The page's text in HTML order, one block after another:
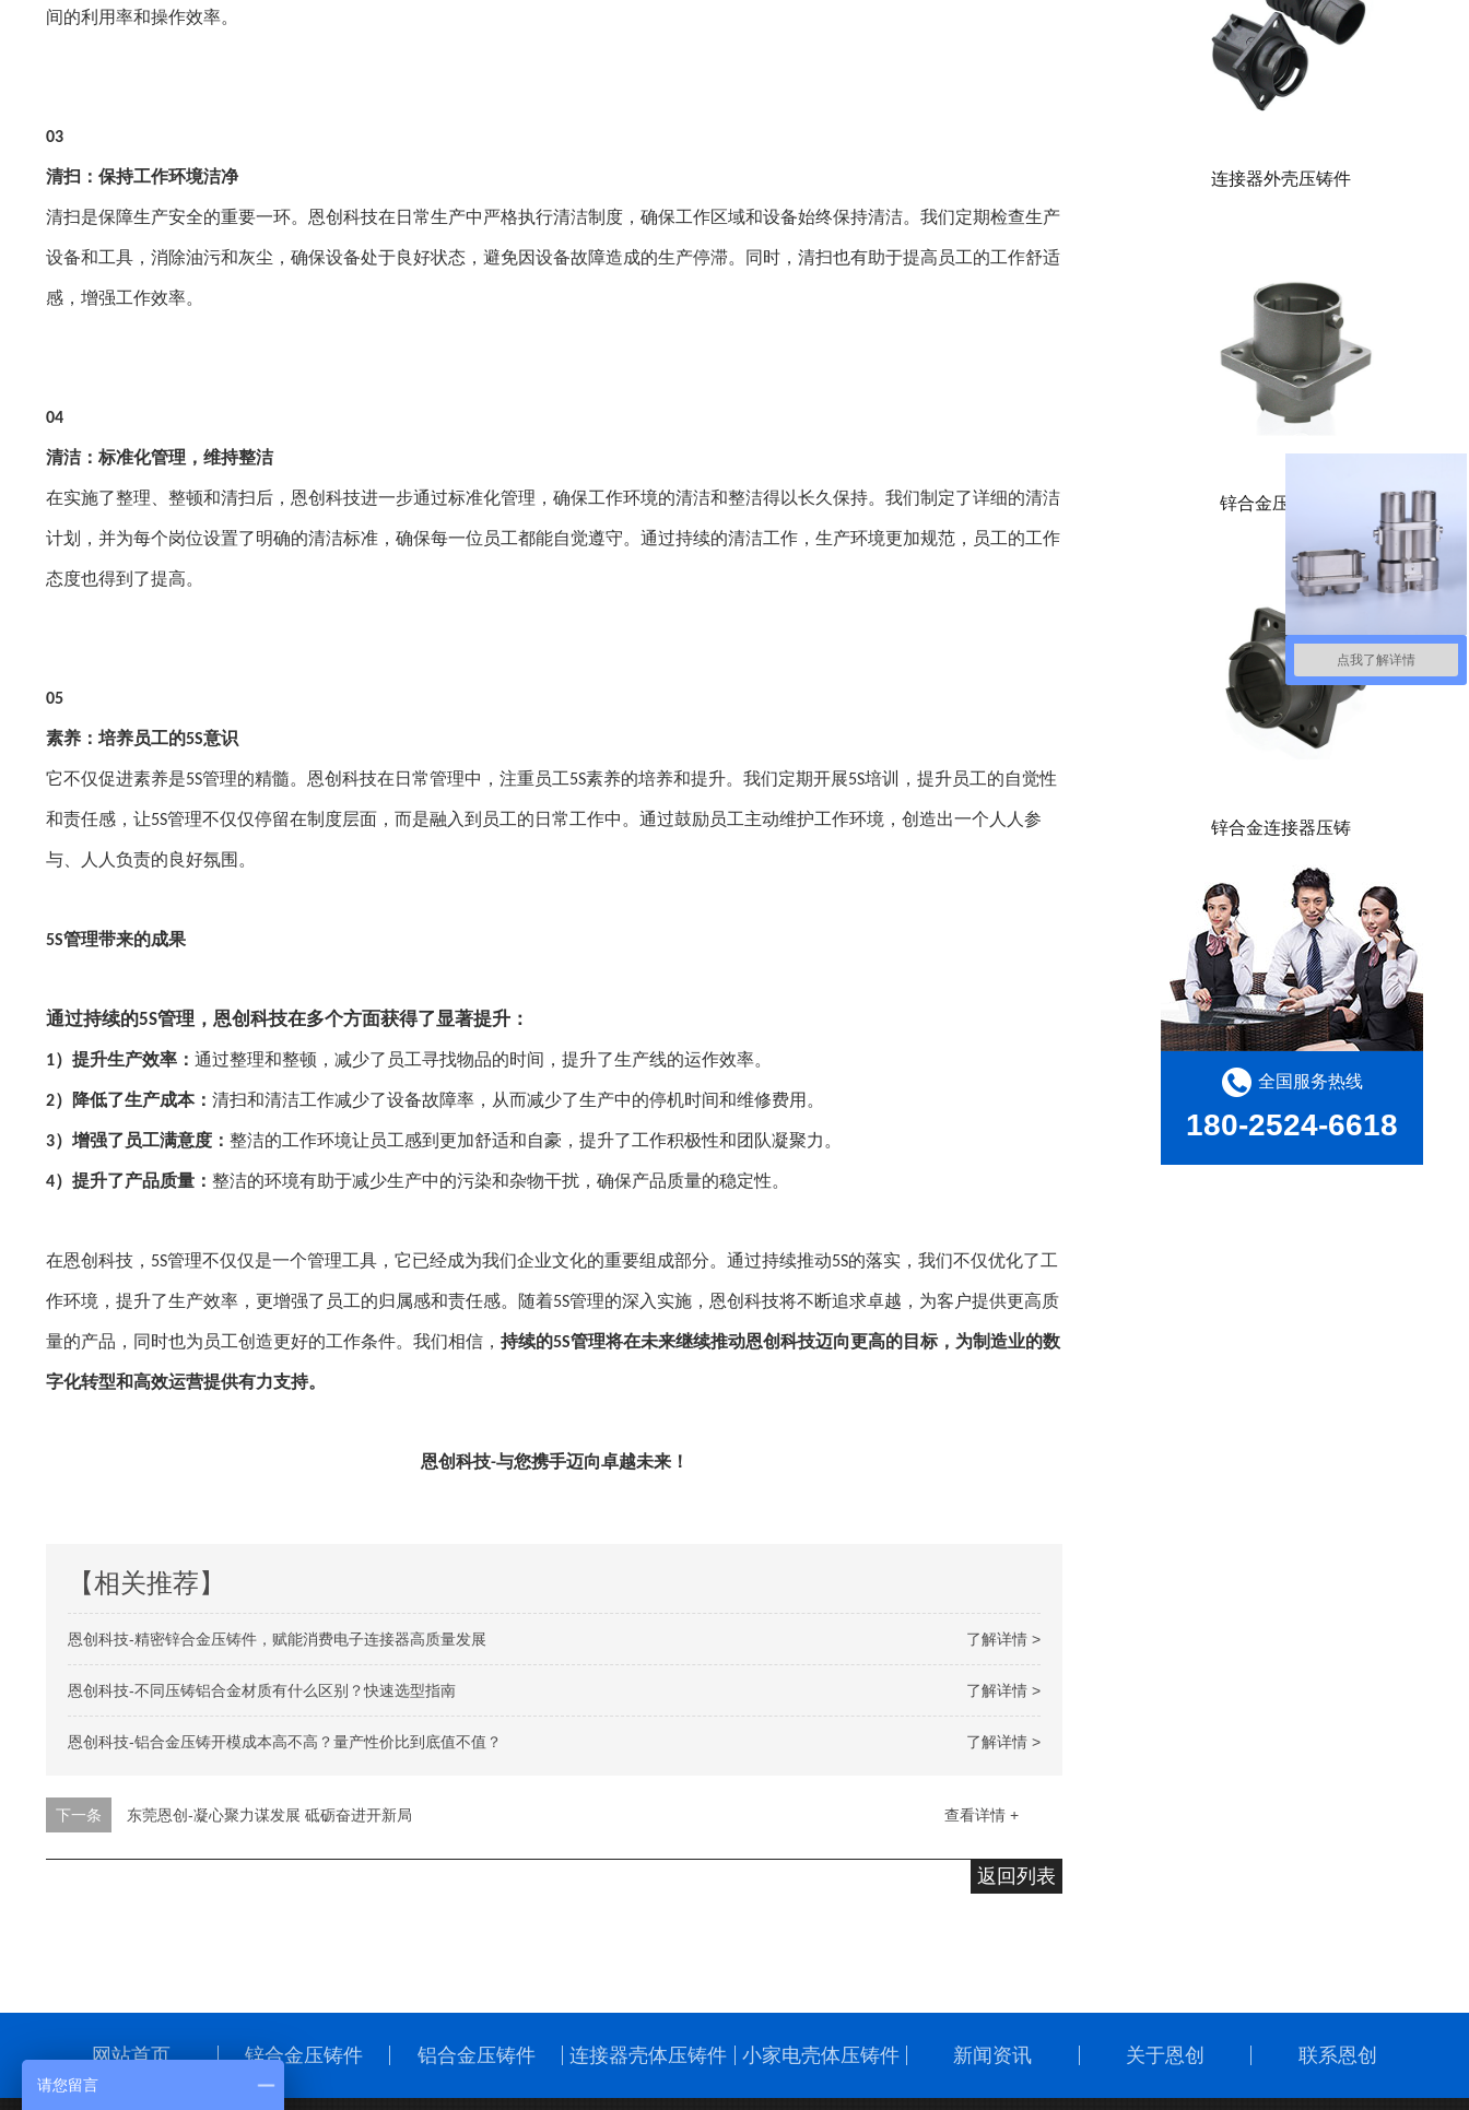
间的利用率和操作效率。
03
清扫：保持工作环境洁净
清扫是保障生产安全的重要一环。恩创科技在日常生产中严格执行清洁制度，确保工作区域和设备始终保持清洁。我们定期检查生产
设备和工具，消除油污和灰尘，确保设备处于良好状态，避免因设备故障造成的生产停滞。同时，清扫也有助于提高员工的工作舒适
感，增强工作效率。
04
清洁：标准化管理，维持整洁
在实施了整理、整顿和清扫后，恩创科技进一步通过标准化管理，确保工作环境的清洁和整洁得以长久保持。我们制定了详细的清洁
计划，并为每个岗位设置了明确的清洁标准，确保每一位员工都能自觉遵守。通过持续的清洁工作，生产环境更加规范，员工的工作
态度也得到了提高。
05
素养：培养员工的5S意识
它不仅促进素养是5S管理的精髓。恩创科技在日常管理中，注重员工5S素养的培养和提升。我们定期开展5S培训，提升员工的自觉性
和责任感，让5S管理不仅仅停留在制度层面，而是融入到员工的日常工作中。通过鼓励员工主动维护工作环境，创造出一个人人参
与、人人负责的良好氛围。
5S管理带来的成果
通过持续的5S管理，恩创科技在多个方面获得了显著提升：
1）提升生产效率： 通过整理和整顿，减少了员工寻找物品的时间，提升了生产线的运作效率。
2）降低了生产成本： 清扫和清洁工作减少了设备故障率，从而减少了生产中的停机时间和维修费用。
3）增强了员工满意度： 整洁的工作环境让员工感到更加舒适和自豪，提升了工作积极性和团队凝聚力。
4）提升了产品质量： 整洁的环境有助于减少生产中的污染和杂物干扰，确保产品质量的稳定性。
在恩创科技， 5S管理不仅仅是一个管理工具，它已经成为我们企业文化的重要组成部分。通过持续推动5S的落实，我们不仅优化了工
作环境，提升了生产效率，更增强了员工的归属感和责任感。随着5S管理的深入实施，恩创科技将不断追求卓越，为客户提供更高质
量的产品，同时也为员工创造更好的工作条件。我们相信， 持续的5S管理将在未来继续推动恩创科技迈向更高的目标，为制造业的数
字化转型和高效运营提供有力支持。
恩创科技-与您携手迈向卓越未来！
【相关推荐】
了解详情 >
恩创科技-精密锌合金压铸件，赋能消费电子连接器高质量发展
了解详情 >
恩创科技-不同压铸铝合金材质有什么区别？快速选型指南
了解详情 >
恩创科技-铝合金压铸开模成本高不高？量产性价比到底值不值？
查看详情 +
下一条 东莞恩创-凝心聚力谋发展 砥砺奋进开新局
返回列表
连接器外壳压铸件
锌合金压铸厂家
锌合金连接器压铸
全国服务热线
180-2524-6618
网站首页 锌合金压铸件 铝合金压铸件 连接器壳体压铸件 小家电壳体压铸件 新闻资讯 关于恩创 联系恩创
点我了解详情
请您留言